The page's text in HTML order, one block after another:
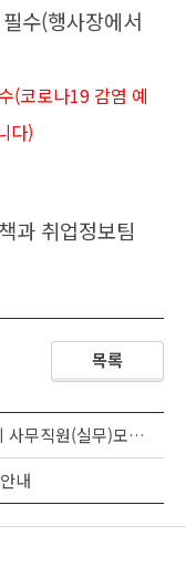
행사장에서
(코로나19 감염 예
다)
과 취업정보팀
목록
직원(실무)모집 공고
내